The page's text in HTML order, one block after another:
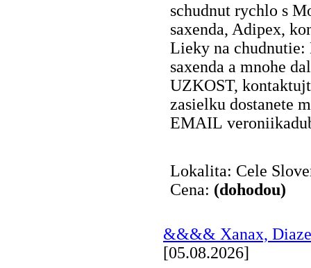
schudnut rychlo s
saxenda, Adipex,
Lieky na chudnutie:
saxenda a mnohe
UZKOST,
zasielku dostanete
EMAIL
Lokalita: Cele
Cena: (dohodou)
&&&& Xanax,
[05.08.2026]